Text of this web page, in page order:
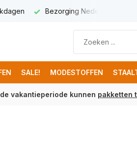
Bezorging Nederland € 5,95
SALE! MODESTOFFEN
de vakantieperiode kunnen pakketten